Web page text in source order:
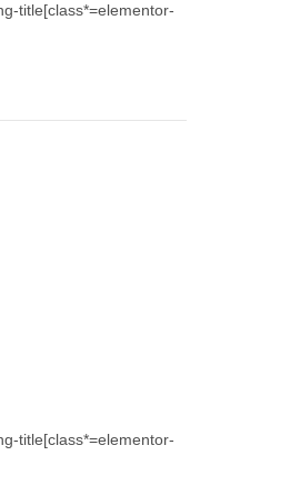
title[class*=elementor-
title[class*=elementor-